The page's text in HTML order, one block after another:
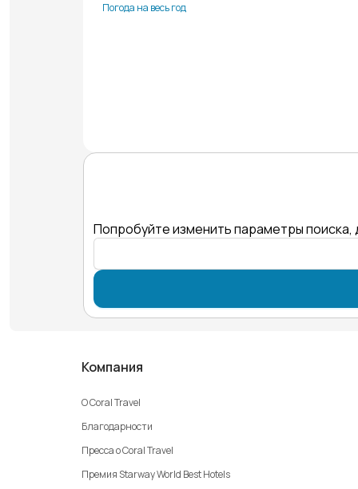
Погода на весь год
Попробуйте изменить параметры
Компания
О Coral Travel
Благодарности
Пресса о Coral Travel
Премия Starway World Best Hotels